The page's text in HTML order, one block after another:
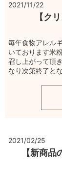
2021/11/22
【ク
毎年食物アレル
いております米
召し上がって頂
なり次第終了と
2021/02/25
【新商